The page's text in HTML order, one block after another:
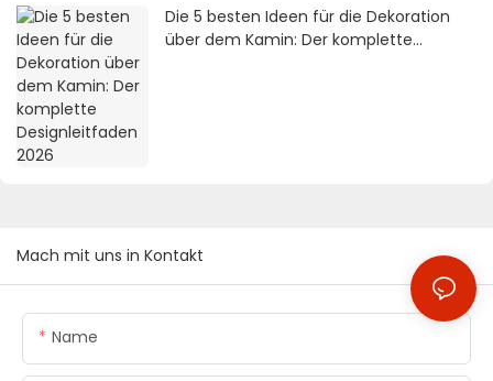
Die 5 besten Ideen für die Dekoration
über dem Kamin: Der komplette
Mach mit uns in Kontakt
Name